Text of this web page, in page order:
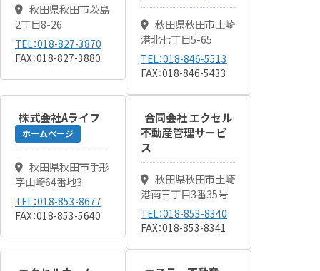
秋田県秋田市茨島
2丁目8-26
TEL：018-827-3870
FAX：018-827-3880
秋田県秋田市土崎
港北七丁目5-65
TEL：018-846-5513
FAX：018-846-5433
株式会社Aライフ
ホームページ
秋田県秋田市手形
字山崎64番地3
TEL：018-853-8677
FAX：018-853-5640
合同会社 エクセル
不動産管理サービ
ス
秋田県秋田市土崎
港南三丁目3番35号
TEL：018-853-8340
FAX：018-853-8341